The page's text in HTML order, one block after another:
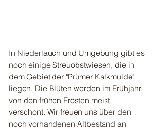
In Niederlauch und Umgebung gibt es
noch einige Streuobstwiesen, die in
dem Gebiet der "Prümer Kalkmulde"
liegen. Die Blüten werden im Frühjahr
von den frühen Frösten meist
verschont. Wir freuen uns über den
noch vorhandenen Altbestand an